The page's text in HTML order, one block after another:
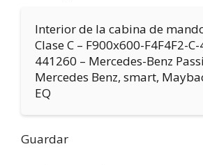
Interior de la cabina de
Clase C – F900x600-F4F4F2-
441260 – Mercedes-Benz
Mercedes Benz, smart,
EQ
Guardar